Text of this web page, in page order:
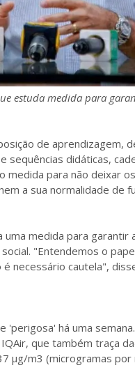
estuda medida para
de aprendizagem,
didáticas,
para não deixar
a sua normalidade de
medida para garantir
"Entendemos o
necessário cautela",
'perigosa' há uma
que também traça
µg/m3 (microgramas